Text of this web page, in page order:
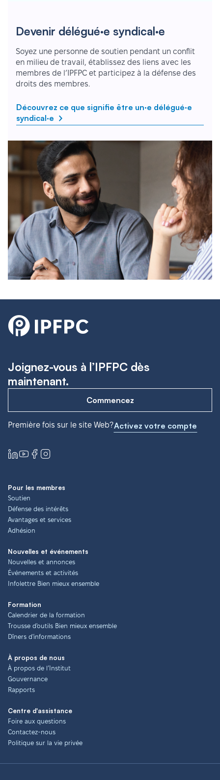
Devenir délégué·e syndical·e
Soyez une personne de soutien pendant un conflit
en milieu de travail, établissez des liens avec les
membres de l’IPFPC et participez à la défense des
droits des membres.
Découvrez ce que signifie être un·e délégué·e
syndical·e
Joignez-vous à l’IPFPC dès
maintenant.
Commencez
Première fois sur le site Web?Activez votre compte
Pour les membres
Soutien
Défense des intérêts
Avantages et services
Adhésion
Nouvelles et événements
Nouvelles et annonces
Événements et activités
Infolettre Bien mieux ensemble
Formation
Calendrier de la formation
Trousse d'outils Bien mieux ensemble
Dîners d'informations
À propos de nous
À propos de l’Institut
Gouvernance
Rapports
Centre d'assistance
Foire aux questions
Contactez-nous
Politique sur la vie privée